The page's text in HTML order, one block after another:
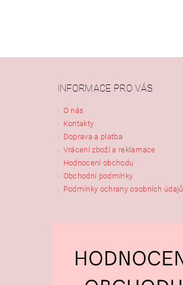
INFORMACE PRO VÁS
O nás
Kontakty
Doprava a platba
Vrácení zboží a reklamace
Hodnocení obchodu
Obchodní podmínky
Podmínky ochrany osobních údajů